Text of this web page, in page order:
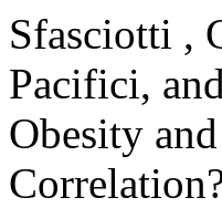
Sfasciotti ,
Pacifici,
Obesity